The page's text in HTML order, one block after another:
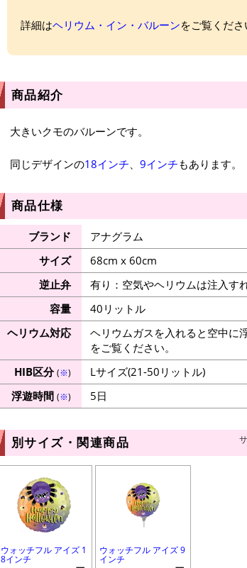
詳細はヘリウム・イン・バルーンをご覧くださ
商品紹介
大きいクモのバルーンです。
同じデザインの18インチ 9インチもあります。
商品仕様
ブランド
アナグラム
サイズ
68cm x 60cm
逆止弁
有り：空気やヘリウムは注入す
容量
40リットル
ヘリウム対応
ヘリウムガスを入れると空中に
をご覧ください。
HIB区分(※)
Lサイズ(21-50リットル)
浮遊時間 (※) 5日
別サイズ・関連商品
ウォッチフル アイズ 1
8インチ
ウォッチフル アイズ 9
インチ